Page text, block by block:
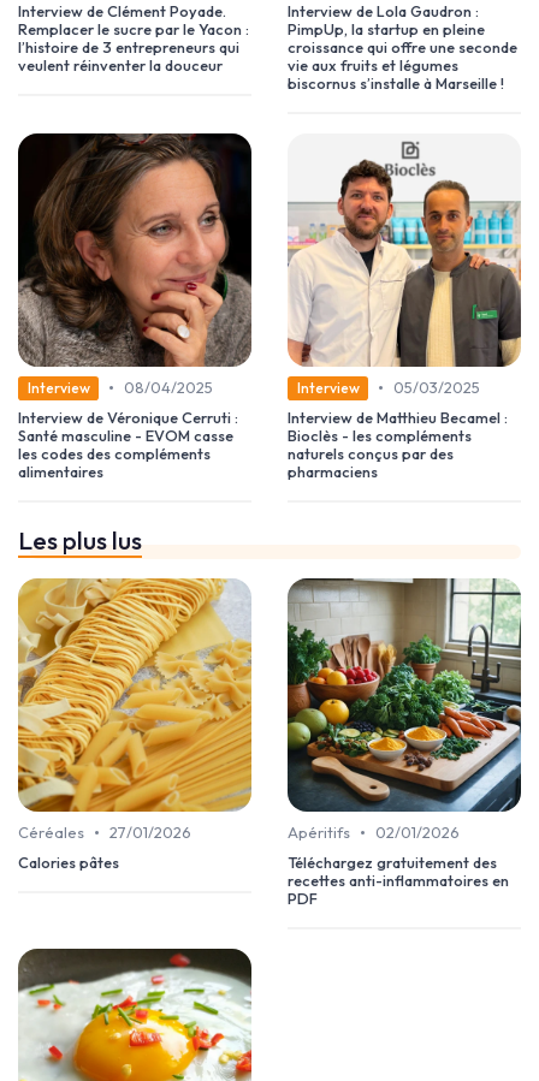
Interview de Clément Poyade.
Remplacer le sucre par le Yacon :
l’histoire de 3 entrepreneurs qui
veulent réinventer la douceur
Interview de Lola Gaudron :
PimpUp, la startup en pleine
croissance qui offre une seconde
vie aux fruits et légumes
biscornus s’installe à Marseille !
Interview •
08/04/2025
Interview de Véronique Cerruti :
Santé masculine - EVOM casse
les codes des compléments
alimentaires
Interview •
05/03/2025
Interview de Matthieu Becamel :
Bioclès - les compléments
naturels conçus par des
pharmaciens
Les plus lus
Céréales • 27/01/2026
Calories pâtes
Apéritifs •
02/01/2026
Téléchargez gratuitement des
recettes anti-inflammatoires en
PDF